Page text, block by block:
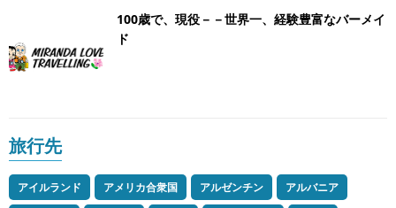
100歳で、現役－－世界一、経験豊富なバーメイ
ド
旅行先
アイルランド アメリカ合衆国 アルゼンチン
アルバニア